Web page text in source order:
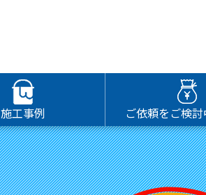
施工事例 ご依頼をご検